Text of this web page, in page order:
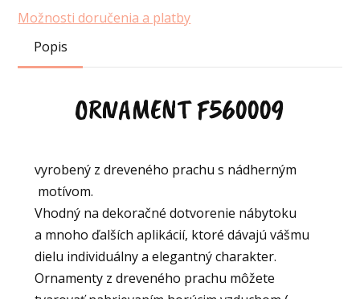
Možnosti doručenia a platby
Popis
ORNAMENT F560009
vyrobený z dreveného prachu s nádherným
motívom.
Vhodný na dekoračné dotvorenie nábytoku
a mnoho ďalších aplikácií, ktoré dávajú vášmu
dielu individuálny a elegantný charakter.
Ornamenty z dreveného prachu môžete